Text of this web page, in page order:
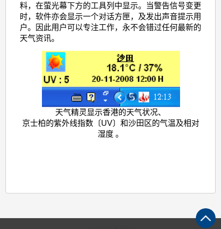
料，在萤光幕下方的工具列中显示。当警告信号变更
时，软件亦会显示一个对话方匣，及发出声音提示用
户。因此用户可以专注工作，永不会错过任何最新的
天气资讯。
天气精灵显示香港的天气状况、
京士柏的紫外线指数〔UV〕和沙田区的气温及相对
湿度 。